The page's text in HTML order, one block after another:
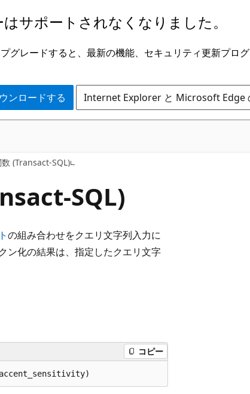
サポートされなくなりました。
グレードすると、最新の機能、セキュリティ更新プロ
ンロードする Internet Explorer と Microsoft Edge
(Transact-SQL)
SQL)
の組み合わせをクエリ文字列入力に
ン化の結果は、指定したクエリ文字
コピー